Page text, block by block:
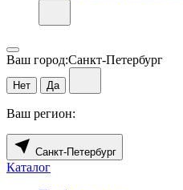
Ваш город:Санкт-Петербург
Нет Да
Ваш регион:
Санкт-Петербург
Каталог